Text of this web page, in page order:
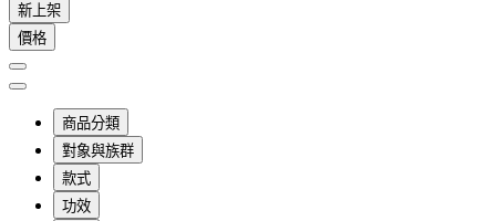
新上架
價格
商品分類
對象與族群
款式
功效